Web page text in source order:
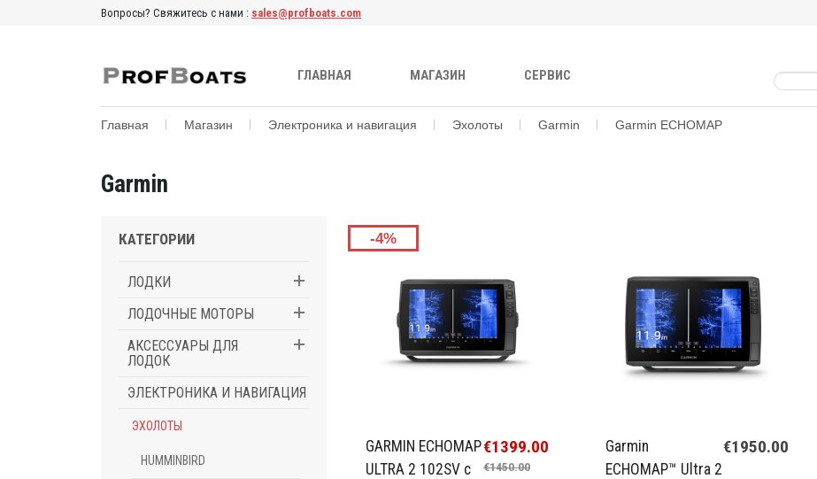
Вопросы? Cвяжитесь с нами : sales@profboats.com
ГЛАВНАЯ МАГАЗИН СЕРВИС
Главная Магазин Электроника и навигация Эхолоты Garmin Garmin ECHOMAP
Garmin
КАТЕГОРИИ
ЛОДКИ
ЛОДОЧНЫЕ МОТОРЫ
АКСЕССУАРЫ ДЛЯ
ЛОДОК
ЭЛЕКТРОНИКА И НАВИГАЦИЯ
ЭХОЛОТЫ
HUMMINBIRD
-4%
GARMIN ECHOMAP
ULTRA 2 102SV с
€1399.00
€1450.00
Garmin
ECHOMAP™ Ultra 2
€1950.00